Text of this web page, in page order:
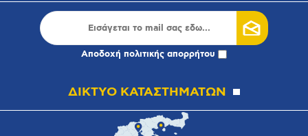
Αποδοχή πολιτικής απορρήτου
ΔΙΚΤΥΟ ΚΑΤΑΣΤΗΜΑΤΩΝ